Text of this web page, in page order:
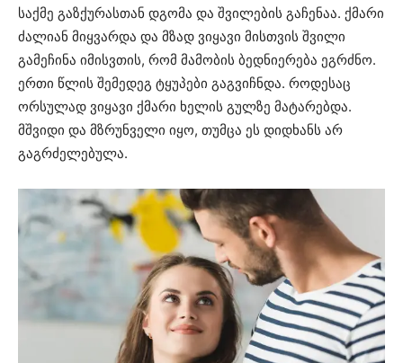
საქმე გაზქურასთან დგომა და შვილების გაჩენაა. ქმარი
ძალიან მიყვარდა და მზად ვიყავი მისთვის შვილი
გამეჩინა იმისვთის, რომ მამობის ბედნიერება ეგრძნო.
ერთი წლის შემედეგ ტყუპები გაგვიჩნდა. როდესაც
ორსულად ვიყავი ქმარი ხელის გულზე მატარებდა.
მშვიდი და მზრუნველი იყო, თუმცა ეს დიდხანს არ
გაგრძელებულა.